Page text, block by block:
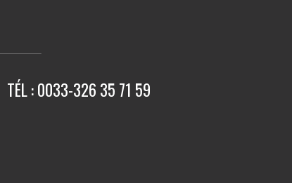
TÉL : 0033-326 35 71 59